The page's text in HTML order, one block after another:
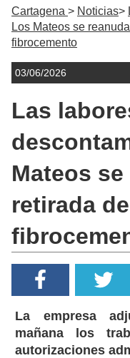
Cartagena Noticias
Los Mateos se
fibrocemento
03/06/2026
Las
Mateos
retirada
La empresa
mañana los
autorizaciones